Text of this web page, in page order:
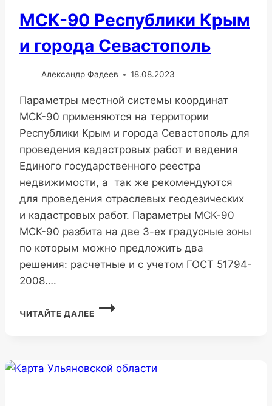
МСК-90 Республики Крым
и города Севастополь
Александр Фадеев 18.08.2023
Параметры местной системы координат
МСК-90 применяются на территории
Республики Крым и города Севастополь для
проведения кадастровых работ и ведения
Единого государственного реестра
недвижимости, а так же рекомендуются
для проведения отраслевых геодезических
и кадастровых работ. Параметры МСК-90
МСК-90 разбита на две 3-ех градусные зоны
по которым можно предложить два
решения: расчетные и с учетом ГОСТ 51794-
2008….
ЧИТАЙТЕ ДАЛЕЕ
МСК-90
РЕСПУБЛИКИ
СЕВАСТОПОЛЬ